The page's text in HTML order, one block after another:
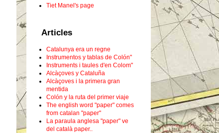
Tiet Manel's page
Articles
Catalunya era un regne
Instrumentos y tablas de Colón"
Instruments i taules d'en Colom"
Alcàçoves y Cataluña
Alcàçoves i la primera gran
mentida
Colón y la ruta del primer viaje
The english word "paper" comes
from catalan "paper"
La paraula anglesa "paper" ve
del català paper..